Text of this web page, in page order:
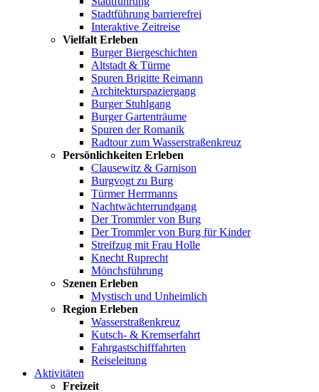
Stadtführung barrierefrei
Interaktive Zeitreise
Vielfalt Erleben
Burger Biergeschichten
Altstadt & Türme
Spuren Brigitte Reimann
Architekturspaziergang
Burger Stuhlgang
Burger Gartenträume
Spuren der Romanik
Radtour zum Wasserstraßenkreuz
Persönlichkeiten Erleben
Clausewitz & Garnison
Burgvogt zu Burg
Türmer Herrmanns
Nachtwächterrundgang
Der Trommler von Burg
Der Trommler von Burg für Kinder
Streifzug mit Frau Holle
Knecht Ruprecht
Mönchsführung
Szenen Erleben
Mystisch und Unheimlich
Region Erleben
Wasserstraßenkreuz
Kutsch- & Kremserfahrt
Fahrgastschifffahrten
Reiseleitung
Aktivitäten
Freizeit